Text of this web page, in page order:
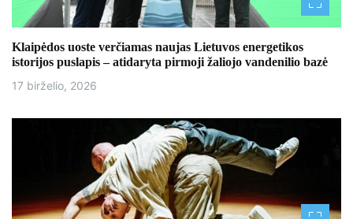
Klaipėdos uoste verčiamas naujas Lietuvos energetikos
istorijos puslapis – atidaryta pirmoji žaliojo vandenilio bazė
17 birželio, 2026